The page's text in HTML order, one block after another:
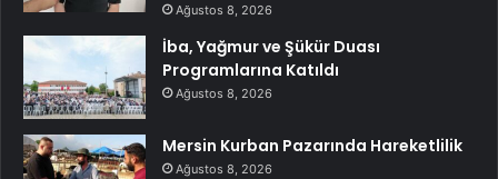
Ağustos 8, 2026
İba, Yağmur ve Şükür Duası
Programlarına Katıldı
Ağustos 8, 2026
Mersin Kurban Pazarında Hareketlilik
Ağustos 8, 2026